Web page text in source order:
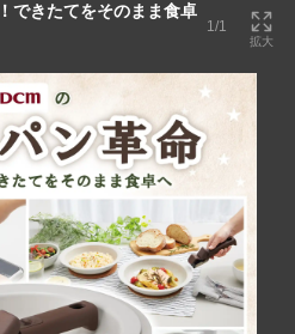
できたてをそのまま食卓
1/1
拡大